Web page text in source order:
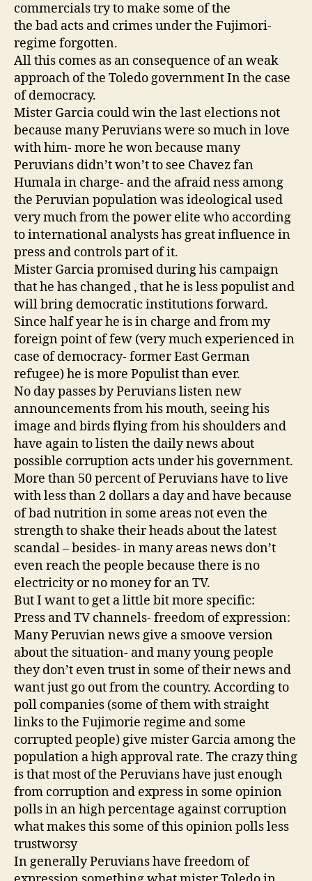
commercials try to make some of the
the bad acts and crimes under the Fujimori-
regime forgotten.
All this comes as an consequence of an weak
approach of the Toledo government In the case
of democracy.
Mister Garcia could win the last elections not
because many Peruvians were so much in love
with him- more he won because many
Peruvians didn’t won’t to see Chavez fan
Humala in charge- and the afraid ness among
the Peruvian population was ideological used
very much from the power elite who according
to international analysts has great influence in
press and controls part of it.
Mister Garcia promised during his campaign
that he has changed , that he is less populist and
will bring democratic institutions forward.
Since half year he is in charge and from my
foreign point of few (very much experienced in
case of democracy- former East German
refugee) he is more Populist than ever.
No day passes by Peruvians listen new
announcements from his mouth, seeing his
image and birds flying from his shoulders and
have again to listen the daily news about
possible corruption acts under his government.
More than 50 percent of Peruvians have to live
with less than 2 dollars a day and have because
of bad nutrition in some areas not even the
strength to shake their heads about the latest
scandal – besides- in many areas news don’t
even reach the people because there is no
electricity or no money for an TV.
But I want to get a little bit more specific:
Press and TV channels- freedom of expression:
Many Peruvian news give a smoove version
about the situation- and many young people
they don’t even trust in some of their news and
want just go out from the country. According to
poll companies (some of them with straight
links to the Fujimorie regime and some
corrupted people) give mister Garcia among the
population a high approval rate. The crazy thing
is that most of the Peruvians have just enough
from corruption and express in some opinion
polls in an high percentage against corruption
what makes this some of this opinion polls less
trustworsy
In generally Peruvians have freedom of